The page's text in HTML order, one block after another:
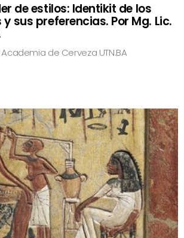
de estilos: Identikit de los
sus preferencias. Por Mg. Lic.
de Cerveza UTN.BA